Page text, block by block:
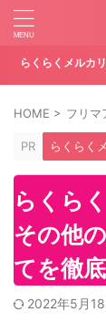
らくらくメルカ
HOME > フリマ
PR らくらく
らくら
その他
てを徹
2022年5月18